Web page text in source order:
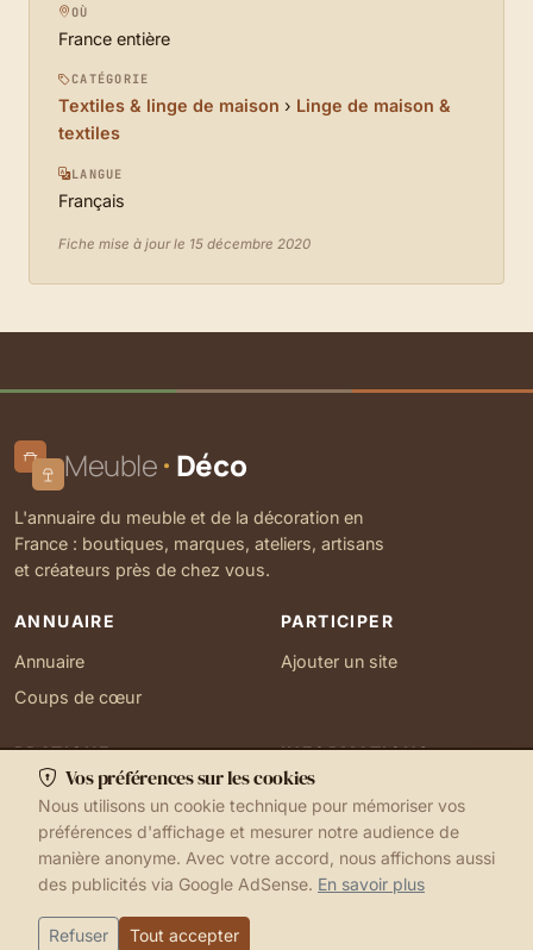
OÙ
France entière
CATÉGORIE
Textiles & linge de maison › Linge de maison &
textiles
LANGUE
Français
Fiche mise à jour le 15 décembre 2020
Meuble Déco
L'annuaire du meuble et de la décoration en
France : boutiques, marques, ateliers, artisans
et créateurs près de chez vous.
ANNUAIRE
Annuaire
Coups de cœur
PARTICIPER
Ajouter un site
PRATIQUE
Ma localisation
Gérer mes cookies
INFORMATIONS
Contact
1999-2026 © Meuble Déco Mentions légales
Vos préférences sur les cookies
Nous utilisons un cookie technique pour mémoriser vos
préférences d'affichage et mesurer notre audience de
manière anonyme. Avec votre accord, nous affichons aussi
des publicités via Google AdSense. En savoir plus
Refuser Tout accepter